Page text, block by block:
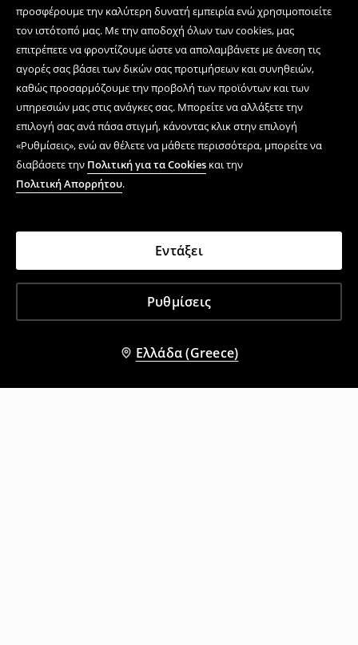
προσφέρουμε την καλύτερη δυνατή εμπειρία ενώ χρησιμοποιείτε
τον ιστότοπό μας. Με την αποδοχή όλων των cookies, μας
επιτρέπετε να φροντίζουμε ώστε να απολαμβάνετε με άνεση τις
αγορές σας βάσει των δικών σας προτιμήσεων και συνηθειών,
καθώς προσαρμόζουμε την προβολή των προϊόντων και των
υπηρεσιών μας στις ανάγκες σας. Μπορείτε να αλλάξετε την
επιλογή σας ανά πάσα στιγμή, κάνοντας κλικ στην επιλογή
«Ρυθμίσεις», ενώ αν θέλετε να μάθετε περισσότερα, μπορείτε να
διαβάσετε την Πολιτική για τα Cookies και την
Πολιτική Απορρήτου.
Ρυθμίσεις
Εντάξει
Ελλάδα (Greece)